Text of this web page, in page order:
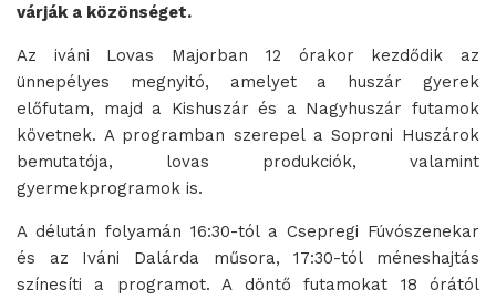
várják a közönséget.
Az iváni Lovas Majorban 12 órakor kezdődik az
ünnepélyes megnyitó, amelyet a huszár gyerek
előfutam, majd a Kishuszár és a Nagyhuszár futamok
követnek. A programban szerepel a Soproni Huszárok
bemutatója, lovas produkciók, valamint
gyermekprogramok is.
A délután folyamán 16:30-tól a Csepregi Fúvószenekar
és az Iváni Dalárda műsora, 17:30-tól méneshajtás
színesíti a programot. A döntő futamokat 18 órától